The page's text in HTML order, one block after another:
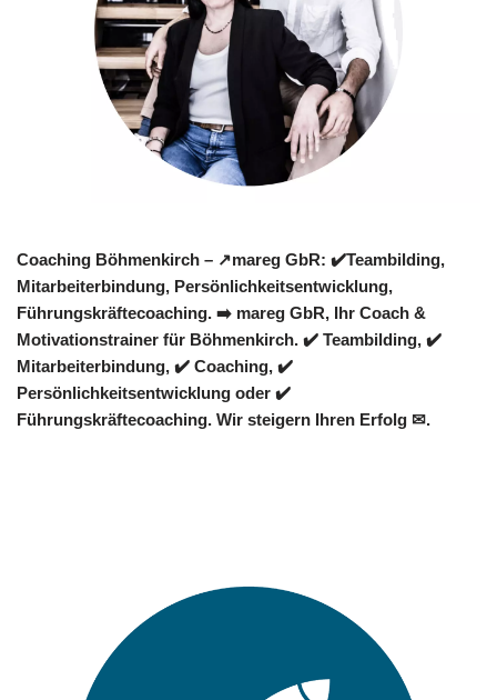
Coaching Böhmenkirch – ↗️mareg GbR: ✔️Teambilding,
Mitarbeiterbindung, Persönlichkeitsentwicklung,
Führungskräftecoaching. ➡️ mareg GbR, Ihr Coach &
Motivationstrainer für Böhmenkirch. ✔️ Teambilding, ✔️
Mitarbeiterbindung, ✔️ Coaching, ✔️
Persönlichkeitsentwicklung oder ✔️
Führungskräftecoaching. Wir steigern Ihren Erfolg ✉.